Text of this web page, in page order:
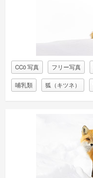
CC0 写真 フリー写真
哺乳類 狐（キツネ）